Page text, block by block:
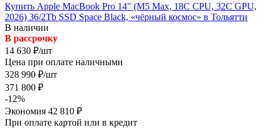
Купить Apple MacBook Pro 14" (M5 Max, 18C CPU, 32C GPU,
2026) 36/2Tb SSD Space Black, «чёрный космос» в Тольятти
В наличии
В рассрочку
14 630 ₽/шт
Цена при оплате наличными
328 990 ₽/шт
371 800 ₽
-12%
Экономия 42 810 ₽
При оплате картой или в кредит